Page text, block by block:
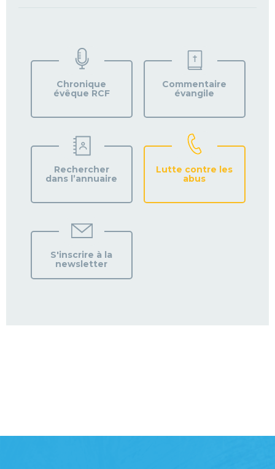
PAROISSE
Chronique
évêque RCF
Commentaire
évangile
Rechercher
dans l’annuaire
Lutte contre les
abus
S'inscrire à la
newsletter